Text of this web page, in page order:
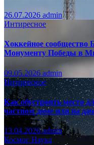
26.07.2026 admin
Интиресное
Хоккейное сообщество
Монументу Победы в
09.05.2026 admin
Интиресное
Как обустроить место
частном доме или на
13.04.2026admin
Космос Наука